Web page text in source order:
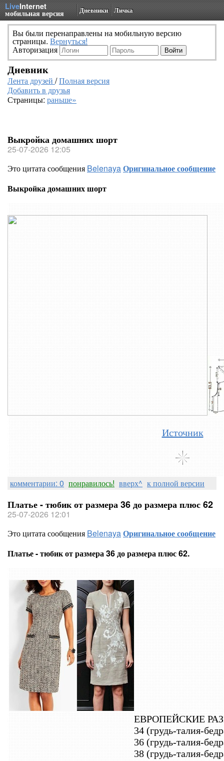
LiveInternet
мобильная версия Дневники Личка
Вы были перенаправлены на мобильную версию
страницы. Вернуться!
Авторизация
Дневник
Лента друзей /Полная версия
Добавить в друзья
Страницы: раньше»
Выкройка домашних шорт
25-07-2026 12:05
Это цитата сообщения BelenayaОригинальное сообщение
Выкройка домашних шорт
Источник
комментарии: 0 понравилось! вверх^ к полной версии
Платье - тюбик от размера 36 до размера плюс 62
25-07-2026 12:01
Это цитата сообщения BelenayaОригинальное сообщение
Платье - тюбик от размера 36 до размера плюс 62.
ЕВРОПЕЙСКИЕ
34 (грудь-талия-
36 (грудь-талия-
38 (грудь-талия-